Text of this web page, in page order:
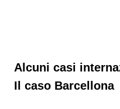
Alcuni casi
Il caso Barcellona